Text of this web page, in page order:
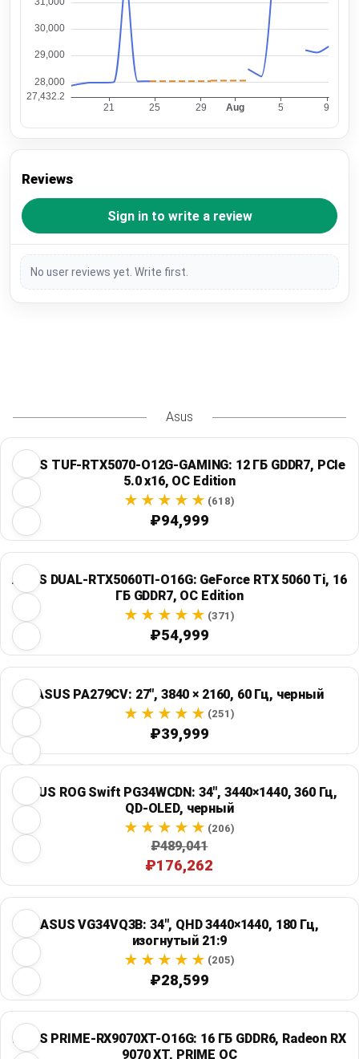
Reviews
Sign in to write a review
No user reviews yet. Write first.
Asus
ASUS TUF-RTX5070-O12G-GAMING: 12 ГБ GDDR7, PCIe
5.0 x16, OC Edition
(618)
₽94,999
ASUS DUAL-RTX5060TI-O16G: GeForce RTX 5060 Ti, 16
ГБ GDDR7, OC Edition
(371)
₽54,999
ASUS PA279CV: 27", 3840 × 2160, 60 Гц, черный
(251)
₽39,999
ASUS ROG Swift PG34WCDN: 34", 3440×1440, 360 Гц,
QD-OLED, черный
(206)
₽489,041
₽176,262
ASUS VG34VQ3B: 34", QHD 3440×1440, 180 Гц,
изогнутый 21:9
(205)
₽28,599
ASUS PRIME-RX9070XT-O16G: 16 ГБ GDDR6, Radeon RX
9070 XT, PRIME OC